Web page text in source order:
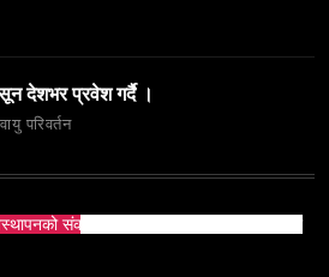
February 28, 2026
देशभर प्रवेश गर्दै ।
परिवर्तन
संकट? पाकिस्तानको पानी संकटको भित्री